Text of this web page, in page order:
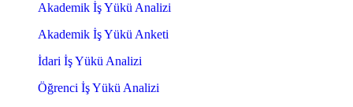
Akademik İş Yükü Analizi
Akademik İş Yükü Anketi
İdari İş Yükü Analizi
Öğrenci İş Yükü Analizi